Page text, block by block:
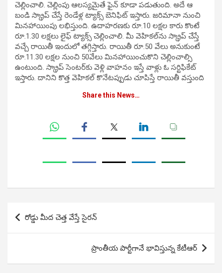
చెల్లించాలి. చెల్లింపు ఆలస్యమైతే ఫైన్ కూడా పడుతుంది. అదే ఆ
బండి స్క్రాప్ చేస్తే రెండేళ్ల ట్యాక్స్ బెనిఫిట్‌ ఇస్తారు. జరిమానా నుంచి
మినహాయింపు లభిస్తుంది. ఉదాహరణకు రూ.10 లక్షల కారు కొంటే
రూ.1.30 లక్షలు లైఫ్‌ ట్యాక్స్ చెల్లించాలి. మీ వెహికల్‌ను స్క్రాప్ చేస్తే
వచ్చే రాయితీ ఇందులో తగ్గిస్తారు. రాయితీ రూ.50 వేలు అనుకుంటే
రూ.11.30 లక్షల నుంచి 50వేలు మినహాయించుకొని చెల్లించాల్సి
ఉంటుంది. స్క్రాప్ సెంటర్‌కు వెళ్లి వాహనం ఇస్తే వాళ్లు ఓ సర్టిఫికేట్
ఇస్తారు. దానిని కొత్త వెహికల్ కొనేటప్పుడు చూపిస్తే రాయితీ వస్తుంది
Share this News…
Post
navigation
రోడ్డు మీద చెత్త వేస్తే సైరన్
ప్రాంతీయ పార్టీగానే భావిస్తున్న కేటీఆర్